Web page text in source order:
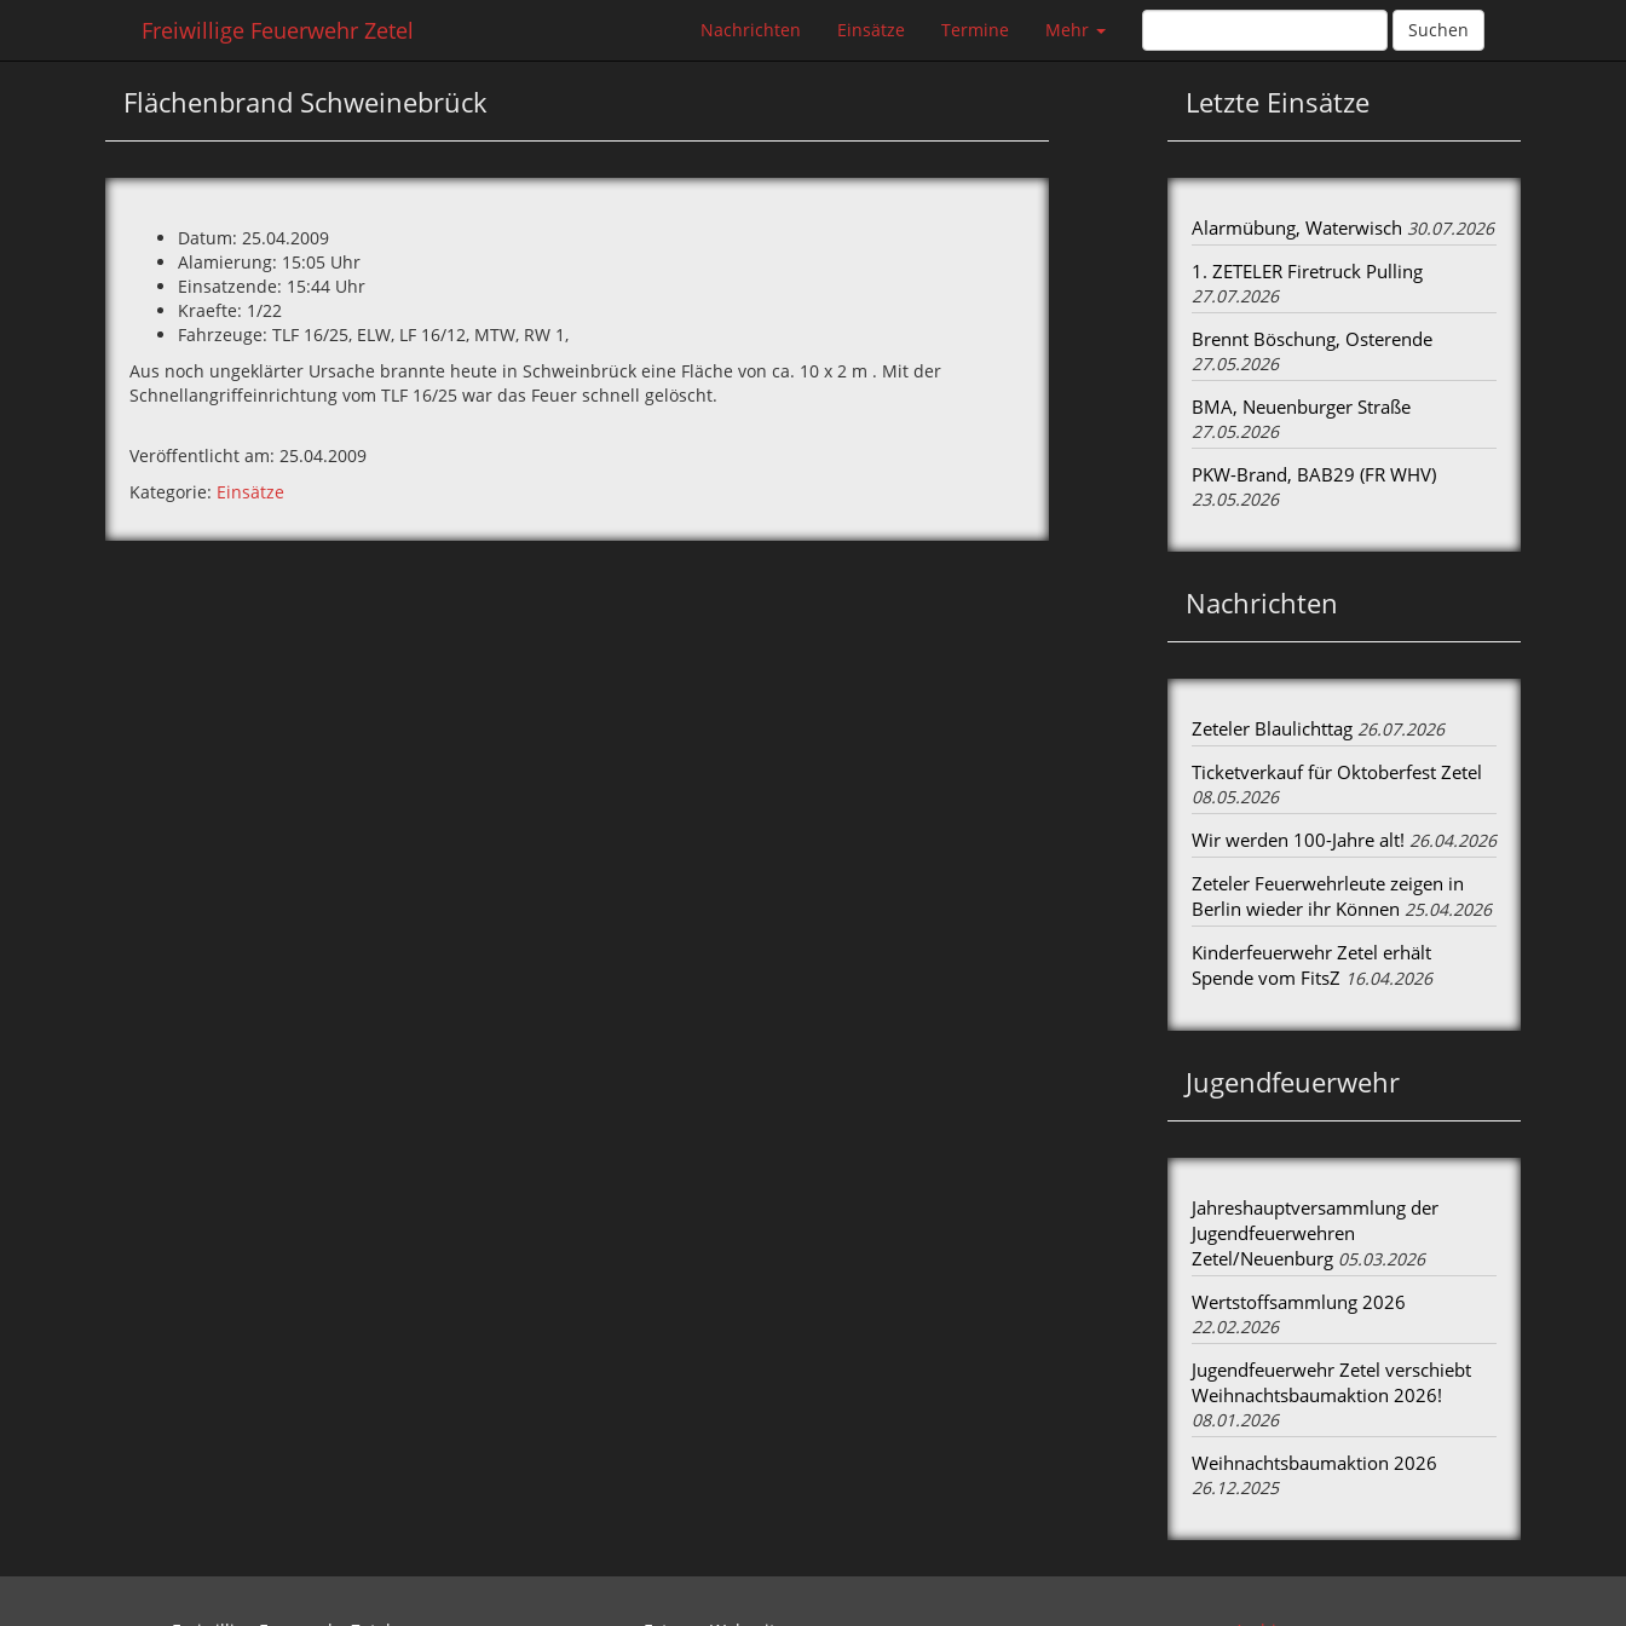
Freiwillige Feuerwehr Zetel Suchen
Nachrichten Einsätze Termine Mehr
Flächenbrand Schweinebrück
Datum: 25.04.2009
Alamierung: 15:05 Uhr
Einsatzende: 15:44 Uhr
Kraefte: 1/22
Fahrzeuge: TLF 16/25‚ ELW‚ LF 16/12‚ MTW‚ RW 1‚
Aus noch ungeklärter Ursache brannte heute in Schweinbrück eine Fläche von ca. 10 x 2 m . Mit der
Schnellangriffeinrichtung vom TLF 16/25 war das Feuer schnell gelöscht.
Veröffentlicht am: 25.04.2009
Kategorie: Einsätze
Letzte Einsätze
Alarmübung, Waterwisch 30.07.2026
1. ZETELER Firetruck Pulling
27.07.2026
Brennt Böschung, Osterende
27.05.2026
BMA, Neuenburger Straße
27.05.2026
PKW-Brand, BAB29 (FR WHV)
23.05.2026
Nachrichten
Zeteler Blaulichttag 26.07.2026
Ticketverkauf für Oktoberfest Zetel
08.05.2026
Wir werden 100-Jahre alt! 26.04.2026
Zeteler Feuerwehrleute zeigen in
Berlin wieder ihr Können 25.04.2026
Kinderfeuerwehr Zetel erhält
Spende vom FitsZ 16.04.2026
Jugendfeuerwehr
Jahreshauptversammlung der
Jugendfeuerwehren
Zetel/Neuenburg 05.03.2026
Wertstoffsammlung 2026
22.02.2026
Jugendfeuerwehr Zetel verschiebt
Weihnachtsbaumaktion 2026!
08.01.2026
Weihnachtsbaumaktion 2026
26.12.2025